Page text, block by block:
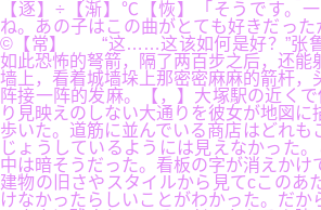
【逐】÷【渐】℃【恢】「そうです。
ね。あの子はこの曲がとても好きだった
©【常】 “这……这该如何是好？”张鲁
如此恐怖的弩箭，隔了两百步之后，还能
墙上，看着城墙垛上那密密麻麻的箭杆，
阵接一阵的发麻。【，】大塚駅の近く
り見映えのしない大通りを彼女が地図に
歩いた。道筋に並んでいる商店はどれも
じょうしているようには見えなかった
中は暗そうだった。看板の字が消えかけ
建物の旧さやスタイルから見てcこのあ
けなかったらしいことがわかった。だか